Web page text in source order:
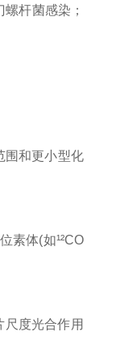
杆菌感染；
和更小型化
素体(如¹²CO
度光合作用